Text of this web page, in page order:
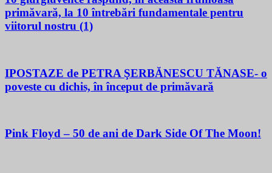
primăvară, la 10 întrebări fundamentale pentru
viitorul nostru (1)
IPOSTAZE de PETRA ŞERBĂNESCU TĂNASE- o
poveste cu dichis, în început de primăvară
Pink Floyd – 50 de ani de Dark Side Of The Moon!